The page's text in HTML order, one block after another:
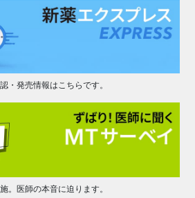
・発売情報はこちらです。
。医師の本音に迫ります。